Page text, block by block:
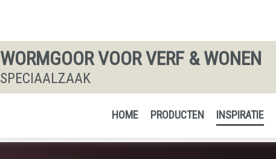
WORMGOOR VOOR VERF & WONEN
SPECIAALZAAK
HOME PRODUCTEN INSPIRATIE